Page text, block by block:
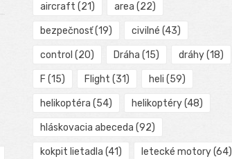
aircraft (21) area (22)
bezpečnosť(19) civilné (43)
control (20) Dráha (15) dráhy(18)
F (15) Flight (31) heli (59)
helikoptéra (54) helikoptéry(48)
hláskovacia abeceda (92)
kokpit lietadla (41) letecké motory(64)